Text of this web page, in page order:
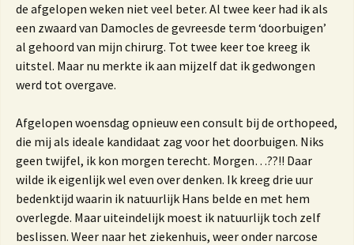
de afgelopen weken niet veel beter. Al twee keer had ik als
een zwaard van Damocles de gevreesde term ‘doorbuigen’
al gehoord van mijn chirurg. Tot twee keer toe kreeg ik
uitstel. Maar nu merkte ik aan mijzelf dat ik gedwongen
werd tot overgave.
Afgelopen woensdag opnieuw een consult bij de orthopeed,
die mij als ideale kandidaat zag voor het doorbuigen. Niks
geen twijfel, ik kon morgen terecht. Morgen…??!! Daar
wilde ik eigenlijk wel even over denken. Ik kreeg drie uur
bedenktijd waarin ik natuurlijk Hans belde en met hem
overlegde. Maar uiteindelijk moest ik natuurlijk toch zelf
beslissen. Weer naar het ziekenhuis, weer onder narcose